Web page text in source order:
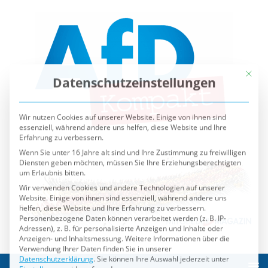
Datenschutzeinstellungen
Wir nutzen Cookies auf unserer Website. Einige von ihnen sind
Erfahrung zu verbessern.
um Erlaubnis bitten.
Wir verwenden Cookies und andere Technologien auf unserer
Website. Einige von ihnen sind essenziell, während andere uns
helfen, diese Website und Ihre Erfahrung zu verbessern.
Personenbezogene Daten können verarbeitet werden (z. B. IP-
Adressen), z. B. für personalisierte Anzeigen und Inhalte oder
Anzeigen- und Inhaltsmessung.
Weitere Informationen über die
Verwendung Ihrer Daten finden Sie in unserer
Datenschutzerklärung.Sie können Ihre Auswahl jederzeit unter
Einstellungen widerrufen oder anpassen.
Es folgt eine Liste der Service-Gruppen, für die eine
Essenziell
Externe Medien